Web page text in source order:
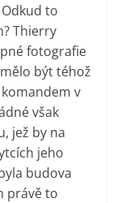
to
Thierry
fotografie
být téhož
v
však
jež by na
jeho
budova
právě to